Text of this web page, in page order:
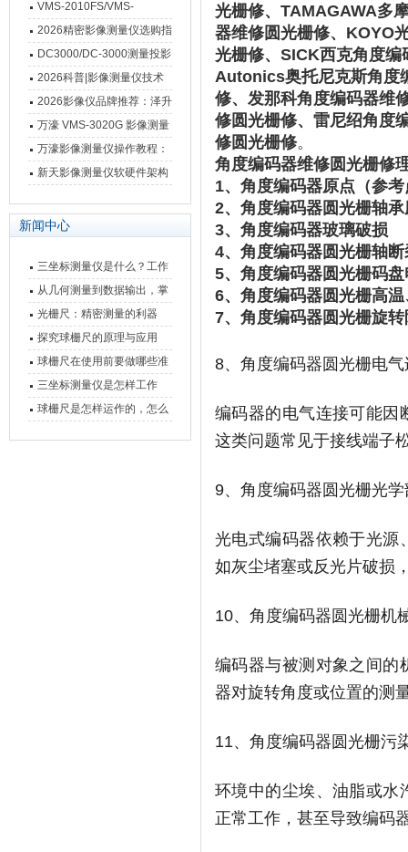
VMS-2010FS/VMS-
3020FS/VMS-4030FS手动
影像测量仪技术参数
2026精密影像测量仪选购指
南 靠谱品牌一站式选型推荐
DC3000/DC-3000测量投影
仪万濠数据处理器数显表故
障维修方法
2026科普|影像测量仪技术
原理、分类及选型应用
2026影像仪品牌推荐：泽升
影像测量仪选型指南
万濠 VMS-3020G 影像测量
仪技术规格与应用解析
万濠影像测量仪操作教程：
从开机到出报告，新手也能
新天影像测量仪软硬件架构
新闻中心
三坐标测量仪是什么？工作
原理、分类与核心功能一次
讲清
从几何测量到数据输出，掌
握万濠影像测量仪的六大核
心能力
光栅尺：精密测量的利器
探究球栅尺的原理与应用
球栅尺在使用前要做哪些准
备工作？
三坐标测量仪是怎样工作
的，功能有什么优势？
球栅尺是怎样运作的，怎么
光栅修、TAMAGAWA多
器维修圆光栅修、KOYO
光栅修、SICK西克角度
Autonics奥托尼克斯角度
修、发那科角度编码器维
修圆光栅修、雷尼绍角度
修圆光栅修。
角度编码器维修圆光栅修
1、角度编码器原点（参
2、角度编码器圆光栅轴承
3、角度编码器玻璃破损
4、角度编码器圆光栅轴断
5、角度编码器圆光栅码盘
6、角度编码器圆光栅高温
7、角度编码器圆光栅旋转
8、角度编码器圆光栅电
编码器的电气连接可能因
这类问题常见于接线端子
9、角度编码器圆光栅光
光电式编码器依赖于光源
如灰尘堵塞或反光片破损
10、角度编码器圆光栅机
编码器与被测对象之间的
器对旋转角度或位置的测
11、角度编码器圆光栅污
环境中的尘埃、油脂或水
正常工作，甚至导致编码